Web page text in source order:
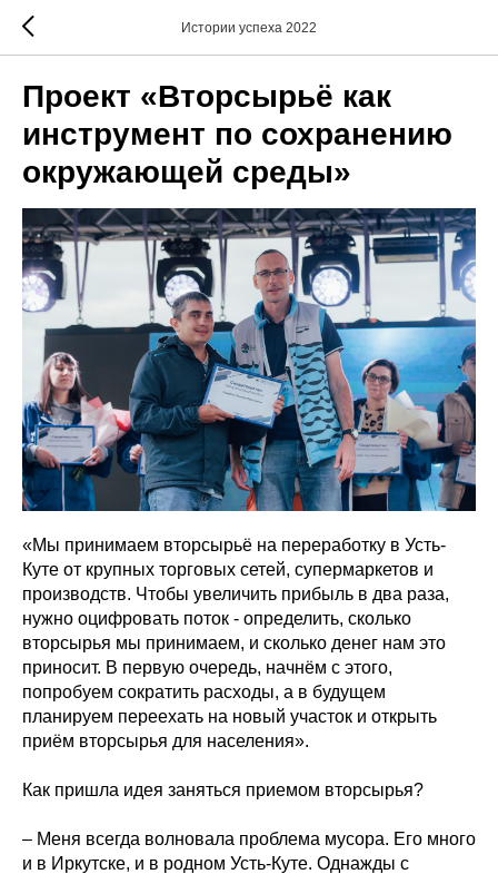
Истории успеха 2022
Проект «Вторсырьё как
инструмент по сохранению
окружающей среды»
«Мы принимаем вторсырьё на переработку в Усть-
Куте от крупных торговых сетей, супермаркетов и
производств. Чтобы увеличить прибыль в два раза,
нужно оцифровать поток - определить, сколько
вторсырья мы принимаем, и сколько денег нам это
приносит. В первую очередь, начнём с этого,
попробуем сократить расходы, а в будущем
планируем переехать на новый участок и открыть
приём вторсырья для населения».
Как пришла идея заняться приемом вторсырья?
– Меня всегда волновала проблема мусора. Его много
и в Иркутске, и в родном Усть-Куте. Однажды с